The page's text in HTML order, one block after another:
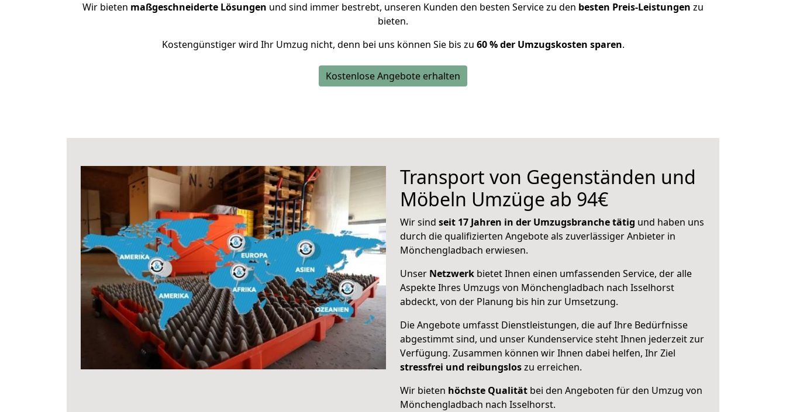
Wir bieten maßgeschneiderte Lösungen und sind immer bestrebt, unseren Kunden den besten Service zu den besten Preis-Leistungen zu
bieten.
Kostengünstiger wird Ihr Umzug nicht, denn bei uns können Sie bis zu 60 % der Umzugskosten sparen.
Kostenlose Angebote erhalten
Transport von Gegenständen und
Möbeln Umzüge ab 94€
Wir sind seit 17 Jahren in der Umzugsbranche tätig und haben uns
durch die qualifizierten Angebote als zuverlässiger Anbieter in
Mönchengladbach erwiesen.
Unser Netzwerk bietet Ihnen einen umfassenden Service, der alle
Aspekte Ihres Umzugs von Mönchengladbach nach Isselhorst
abdeckt, von der Planung bis hin zur Umsetzung.
Die Angebote umfasst Dienstleistungen, die auf Ihre Bedürfnisse
abgestimmt sind, und unser Kundenservice steht Ihnen jederzeit zur
Verfügung. Zusammen können wir Ihnen dabei helfen, Ihr Ziel
stressfrei und reibungsloszu erreichen.
Wir bieten höchste Qualität bei den Angeboten für den Umzug von
Mönchengladbach nach Isselhorst.